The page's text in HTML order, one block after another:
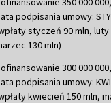
podpisania umowy:
styczeń 90 mln, luty
130 mln)
300 000
podpisania umowy:
kwiecień 150 mln,